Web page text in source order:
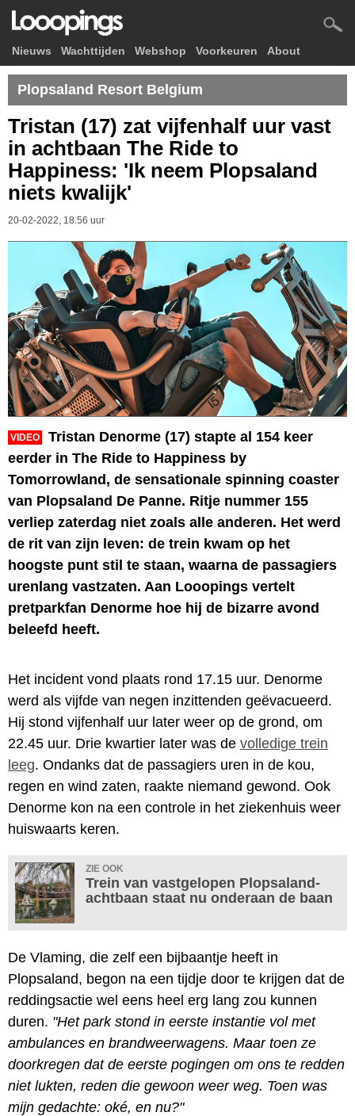
Nieuws Wachttijden Webshop Voorkeuren About
Plopsaland Resort Belgium
Tristan (17) zat vijfenhalf uur vast
in achtbaan The Ride to
Happiness: 'Ik neem Plopsaland
niets kwalijk'
20-02-2022, 18.56 uur
VIDEO
Tristan Denorme (17) stapte al 154 keer
eerder in The Ride to Happiness by
Tomorrowland, de sensationale spinning coaster
van Plopsaland De Panne. Ritje nummer 155
verliep zaterdag niet zoals alle anderen. Het werd
de rit van zijn leven: de trein kwam op het
hoogste punt stil te staan, waarna de passagiers
urenlang vastzaten. Aan Looopings vertelt
pretparkfan Denorme hoe hij de bizarre avond
beleefd heeft.
Het incident vond plaats rond 17.15 uur. Denorme
werd als vijfde van negen inzittenden geëvacueerd.
Hij stond vijfenhalf uur later weer op de grond, om
22.45 uur. Drie kwartier later was de volledige trein
leeg. Ondanks dat de passagiers uren in de kou,
regen en wind zaten, raakte niemand gewond. Ook
Denorme kon na een controle in het ziekenhuis weer
huiswaarts keren.
ZIE OOK
Trein van vastgelopen Plopsaland-
achtbaan staat nu onderaan de baan
De Vlaming, die zelf een bijbaantje heeft in
Plopsaland, begon na een tijdje door te krijgen dat de
reddingsactie wel eens heel erg lang zou kunnen
duren. "Het park stond in eerste instantie vol met
ambulances en brandweerwagens. Maar toen ze
doorkregen dat de eerste pogingen om ons te redden
niet lukten, reden die gewoon weer weg. Toen was
mijn gedachte: oké, en nu?"